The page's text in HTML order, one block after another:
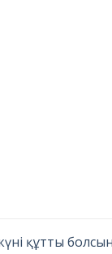
құтты